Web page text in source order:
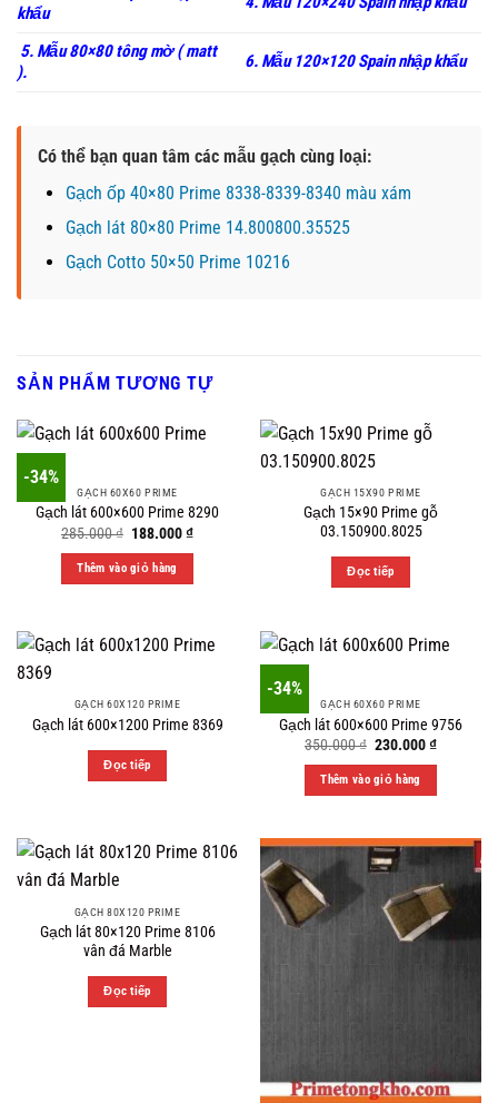
khẩu
5. Mẫu 80×80 tông mờ ( matt
).
6. Mẫu 120×120 Spain nhập khẩu
Có thể bạn quan tâm các mẫu gạch cùng loại:
Gạch ốp 40×80 Prime 8338-8339-8340 màu xám
Gạch lát 80×80 Prime 14.800800.35525
Gạch Cotto 50×50 Prime 10216
SẢN PHẨM TƯƠNG TỰ
-34%
GẠCH 60X60 PRIME
Gạch lát 600×600 Prime 8290
285.000₫ Original
was:
285.000 ₫.
188.000₫Current
Thêm vào giỏ hàng
GẠCH 15X90 PRIME
Gạch 15×90 Prime gỗ
03.150900.8025
Đọc tiếp
GẠCH 60X120 PRIME
Gạch lát 600×1200 Prime 8369
Đọc tiếp
-34%
GẠCH 60X60 PRIME
Gạch lát 600×600 Prime 9756
350.000₫ Original
was:
350.000 ₫.
230.000₫Current
Thêm vào giỏ hàng
GẠCH 80X120 PRIME
Gạch lát 80×120 Prime 8106
vân đá Marble
Đọc tiếp